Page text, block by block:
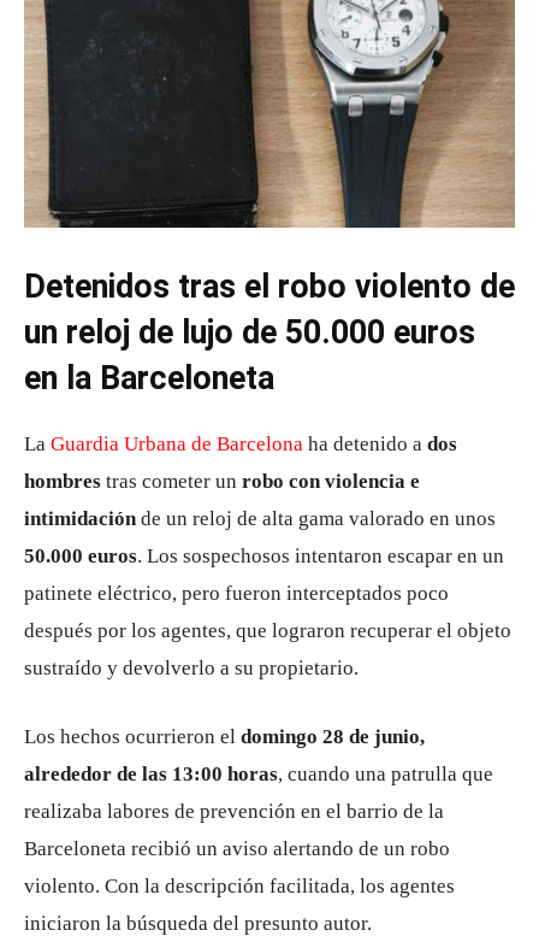
Detenidos tras el robo violento de
un reloj de lujo de 50.000 euros
en la Barceloneta
La Guardia Urbana de Barcelona ha detenido a dos
hombres tras cometer un robo con violencia e
intimidación de un reloj de alta gama valorado en unos
50.000 euros. Los sospechosos intentaron escapar en un
patinete eléctrico, pero fueron interceptados poco
después por los agentes, que lograron recuperar el objeto
sustraído y devolverlo a su propietario.
Los hechos ocurrieron el domingo 28 de junio,
alrededor de las 13:00 horas, cuando una patrulla que
realizaba labores de prevención en el barrio de la
Barceloneta recibió un aviso alertando de un robo
violento. Con la descripción facilitada, los agentes
iniciaron la búsqueda del presunto autor.